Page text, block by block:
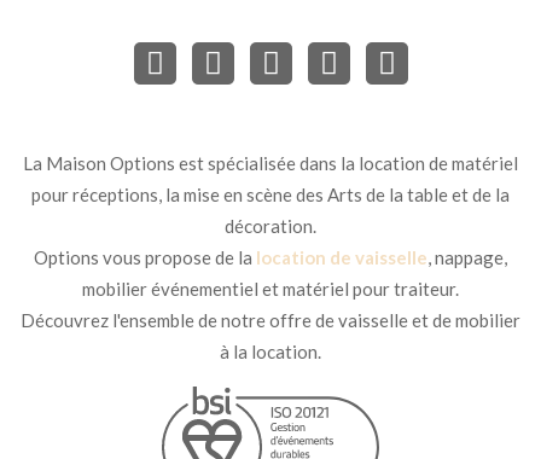
La Maison Options est spécialisée dans la location de matériel
pour réceptions, la mise en scène des Arts de la table et de la
décoration.
Options vous propose de la location de vaisselle, nappage,
mobilier événementiel et matériel pour traiteur.
Découvrez l'ensemble de notre offre de vaisselle et de mobilier
à la location.